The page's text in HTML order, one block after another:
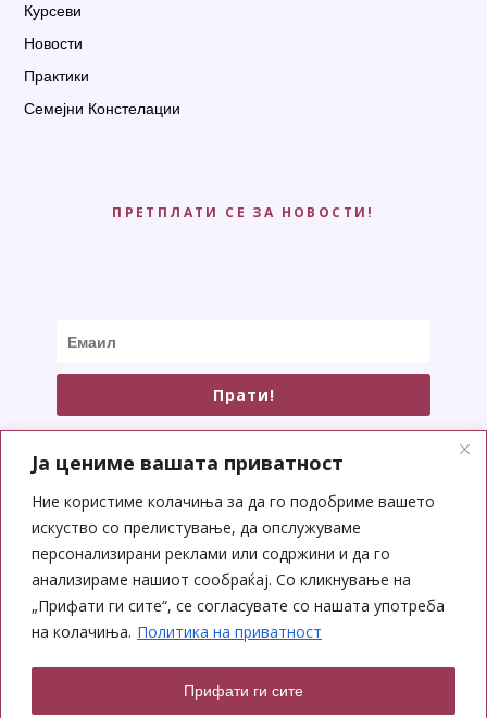
Ја цениме вашата приватност
Ние користиме колачиња за да го подобриме вашето
искуство со прелистување, да опслужуваме
персонализирани реклами или содржини и да го
анализираме нашиот сообраќај. Со кликнување на
„Прифати ги сите“, се согласувате со нашата употреба
на колачиња. Политика на приватност
Прифати ги сите
Курсеви
Новости
Практики
Семејни Констелации
ПРЕТПЛАТИ СЕ ЗА НОВОСТИ!
Прати!
СОЦИЈАЛНИ МРЕЖИ
Copyright © 2026 Yoga Center